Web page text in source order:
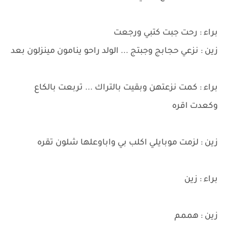
براء : رحت جبت كتبي ورجعت
زين : نزعي حجابج وجبتج ... الولد راحو ينامون مينزلون بعد
براء : كمت نزعتهن وبقيت بالتراك ... تربعت بالكاع
وكعدت اقره
زين : لزمت موبايلي اكلب بي واباوعلها شلون تقره
براء : زين
زين : هممم